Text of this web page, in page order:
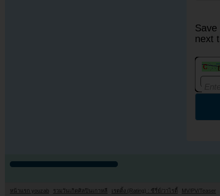
next
หน้าแรก youzab รวมวันเกิดศิลปินเกาหลี เรตติ้ง (Rating) : ซีรี่ย์/วาไรตี้
MV/PV/Teaser